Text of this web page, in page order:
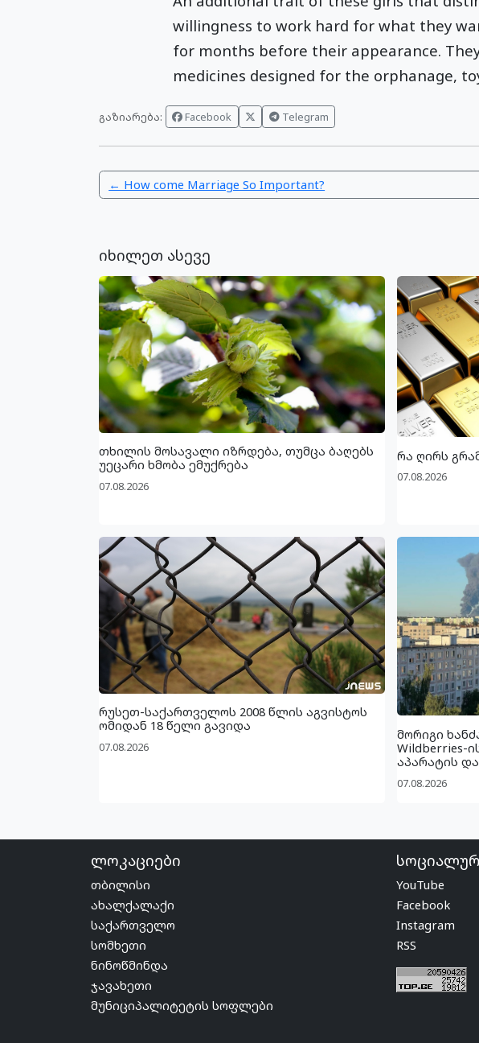
willingness to work hard for what they
for months before their appearance.
medicines designed for the orphanage,
გაზიარება: Facebook Telegram
← How come Marriage So Important?
იხილეთ ასევე
თხილის მოსავალი იზრდება, თუმცა ბაღებს
უეცარი ხმობა ემუქრება
07.08.2026
რა ღირს
07.08.2026
რუსეთ-საქართველოს 2008 წლის აგვისტოს
ომიდან 18 წელი გავიდა
07.08.2026
მორიგი
Wildberries-
აპარატის
07.08.2026
ლოკაციები
თბილისი
ახალქალაქი
საქართველო
სომხეთი
ნინოწმინდა
ჯავახეთი
მუნიციპალიტეტის სოფლები
YouTube
Facebook
Instagram
RSS